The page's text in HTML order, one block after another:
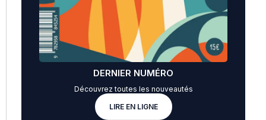
DERNIER NUMÉRO
Découvrez toutes les nouveautés
LIRE EN LIGNE